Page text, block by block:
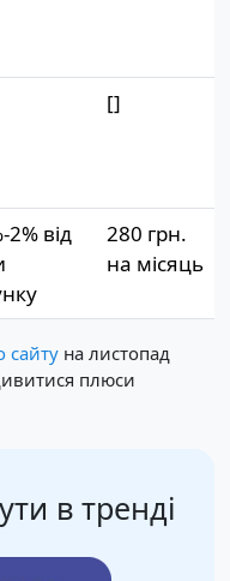
[]
2% від
280 грн.
на місяць
сайтуна листопад
плюси
в тренді